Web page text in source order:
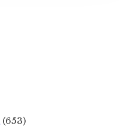
(653)